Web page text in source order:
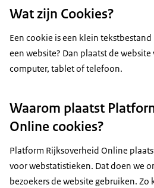
Wat zijn Cookies?
Een cookie is een klein
een website? Dan plaatst de
computer, tablet of telefoon.
Waarom plaatst
Online cookies?
Platform Rijksoverheid Online
voor webstatistieken. Dat doen we
bezoekers de website gebruiken.